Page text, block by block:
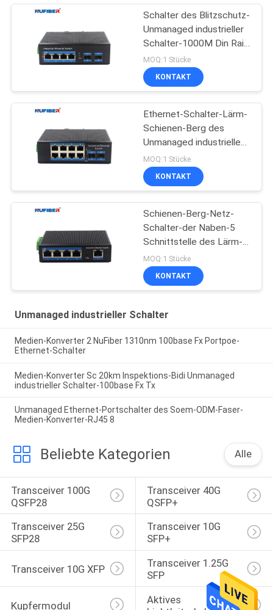
Schalter des Blitzschutz-
Unmanaged industrieller
Schalter-1000M Din Rail
Ethernet
MOQ:1 Stücke
KONTAKT
Ethernet-Schalter-Lärm-
Schienen-Berg des
Unmanaged industriellen
Schalter-8port
industrieller
MOQ:1 Stücke
KONTAKT
Schienen-Berg-Netz-
Schalter-der Naben-5
Schnittstelle des Lärm-
IP40 Hafen-des Gigabit-
Rj45 UTP
MOQ:1 Stücke
KONTAKT
Unmanaged industrieller Schalter
Medien-Konverter 2 NuFiber 1310nm 100base Fx Portpoe-
Ethernet-Schalter
Medien-Konverter Sc 20km Inspektions-Bidi Unmanaged
industrieller Schalter-100base Fx Tx
Unmanaged Ethernet-Portschalter des Soem-ODM-Faser-
Medien-Konverter-RJ45 8
Beliebte Kategorien Alle
Transceiver 100G
QSFP28
Transceiver 40G
QSFP+
Transceiver 25G
SFP28
Transceiver 10G
SFP+
Transceiver 10G XFP
Transceiver 1.25G
SFP
Kupfermodul
Aktives